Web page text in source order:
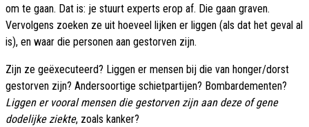
om te gaan. Dat is: je stuurt experts erop af. Die gaan graven.
Vervolgens zoeken ze uit hoeveel lijken er liggen (als dat het geval al
is), en waar die personen aan gestorven zijn.
Zijn ze geëxecuteerd? Liggen er mensen bij die van honger/dorst
gestorven zijn? Andersoortige schietpartijen? Bombardementen?
Liggen er vooral mensen die gestorven zijn aan deze of gene
dodelijke ziekte, zoals kanker?